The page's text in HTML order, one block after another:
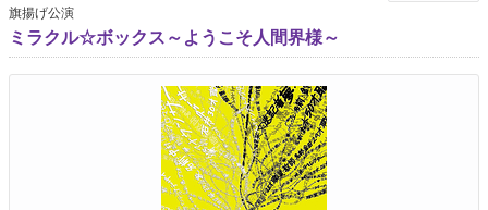
v
i
g
i
g
旗揚げ公演
ミラクル☆ボックス～ようこそ人間界様～